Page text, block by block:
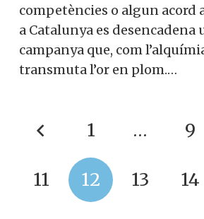
competències o algun acord
a Catalunya es desencadena
campanya que, com
transmuta l’or en plom.…
1 … 9
11 12 13 14